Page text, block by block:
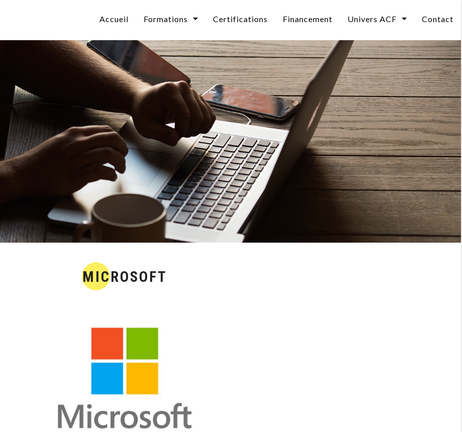
Accueil Formations
Bureautique
Technologies & Cybersécurité
CAO / DAO / PAO / VIDEO
Développement
Web & Réseaux Sociaux
Informatique Décisionnelle
Collaboratif Microsoft
Systèmes d'exploitation
Base de données
Réseaux
GREEN IT
FORMATION CERTIFIANTE
Management
Certifications Financement Univers ACF
Qui sommes-nous ?
Le Mag
L’évolution des compétences informatiques en
Les pièges avec l’IA
Et si former valait mieux que recruter ?
L'impact de l'ia sur vos métiers
CPF 2026 : un reste à charge porté à 150 €
CPF : Une ressource sous-utilisée.
Se former à l’Intelligence Artificielle
CPF : une ressource sous-utilisée, quel avenir
Nouveautés Qualiopi en 2025
Notre BLOG
Contact
MICROSOFT